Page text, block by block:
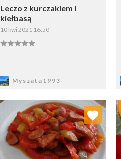
Leczo z kurczakiem i
kiełbasą
10 kwi 2021 16:50
Myszata1993
Dodaj do ulubionych
Wybierz listę: